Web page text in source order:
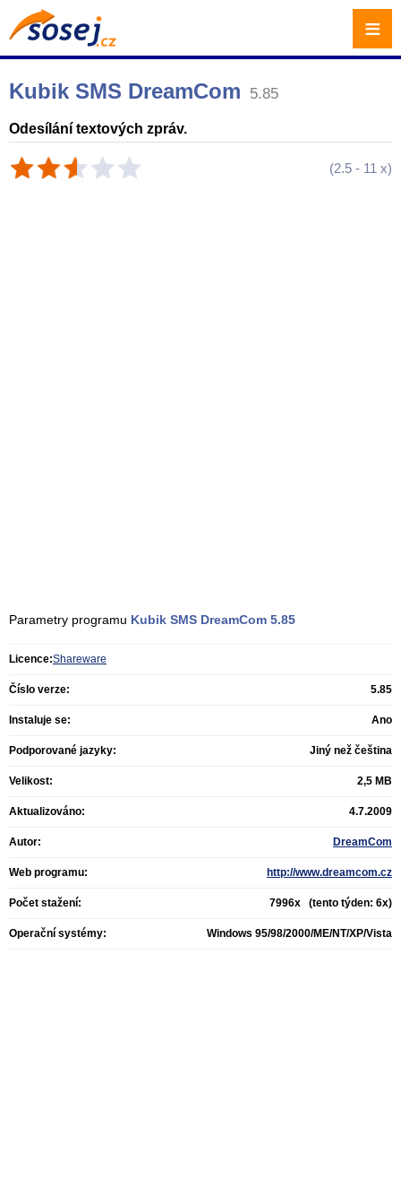
Kubik SMS DreamCom 5.85
Odesílání textových zpráv.
(2.5 - 11 x)
Parametry programu Kubik SMS DreamCom 5.85
Licence:Shareware
Číslo verze: 5.85
Instaluje se: Ano
Podporované jazyky: Jiný než čeština
Velikost: 2,5 MB
Aktualizováno: 4.7.2009
Autor: DreamCom
Web programu: http://www.dreamcom.cz
Počet stažení: 7996x (tento týden: 6x)
Operační systémy: Windows 95/98/2000/ME/NT/XP/Vista
≡